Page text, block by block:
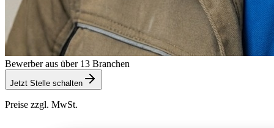
Bewerber aus über 13 Branchen
Jetzt Stelle schalten
Preise zzgl. MwSt.